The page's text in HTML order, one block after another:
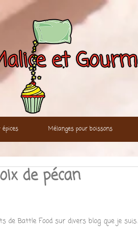
Mélanges pour boissons
de pécan
Battle Food sur divers blog que je suis.